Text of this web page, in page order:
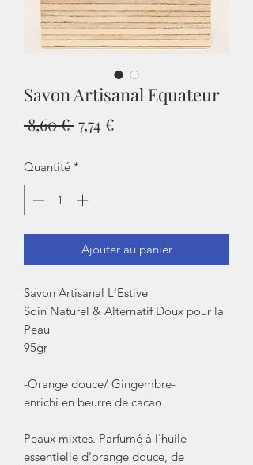
Savon Artisanal Equateur
8,60 € Prix
7,74 €
Quantité *
Ajouter au panier
Savon Artisanal L'Estive
Soin Naturel & Alternatif Doux pour la
Peau
95gr
-Orange douce/ Gingembre-
enrichi en beurre de cacao
Peaux mixtes. Parfumé à l'huile
essentielle d'orange douce, de